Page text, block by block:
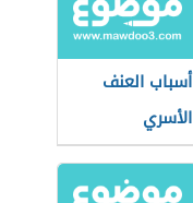
أسباب العنف
الأسري